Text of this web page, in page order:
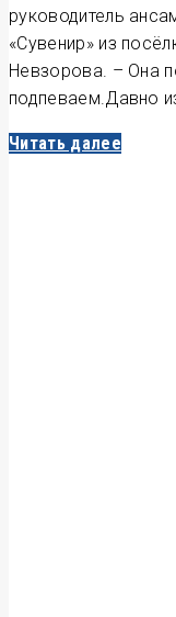
руководитель
«Сувенир» из
Невзорова. – Она
подпеваем.Давно
Читать далее